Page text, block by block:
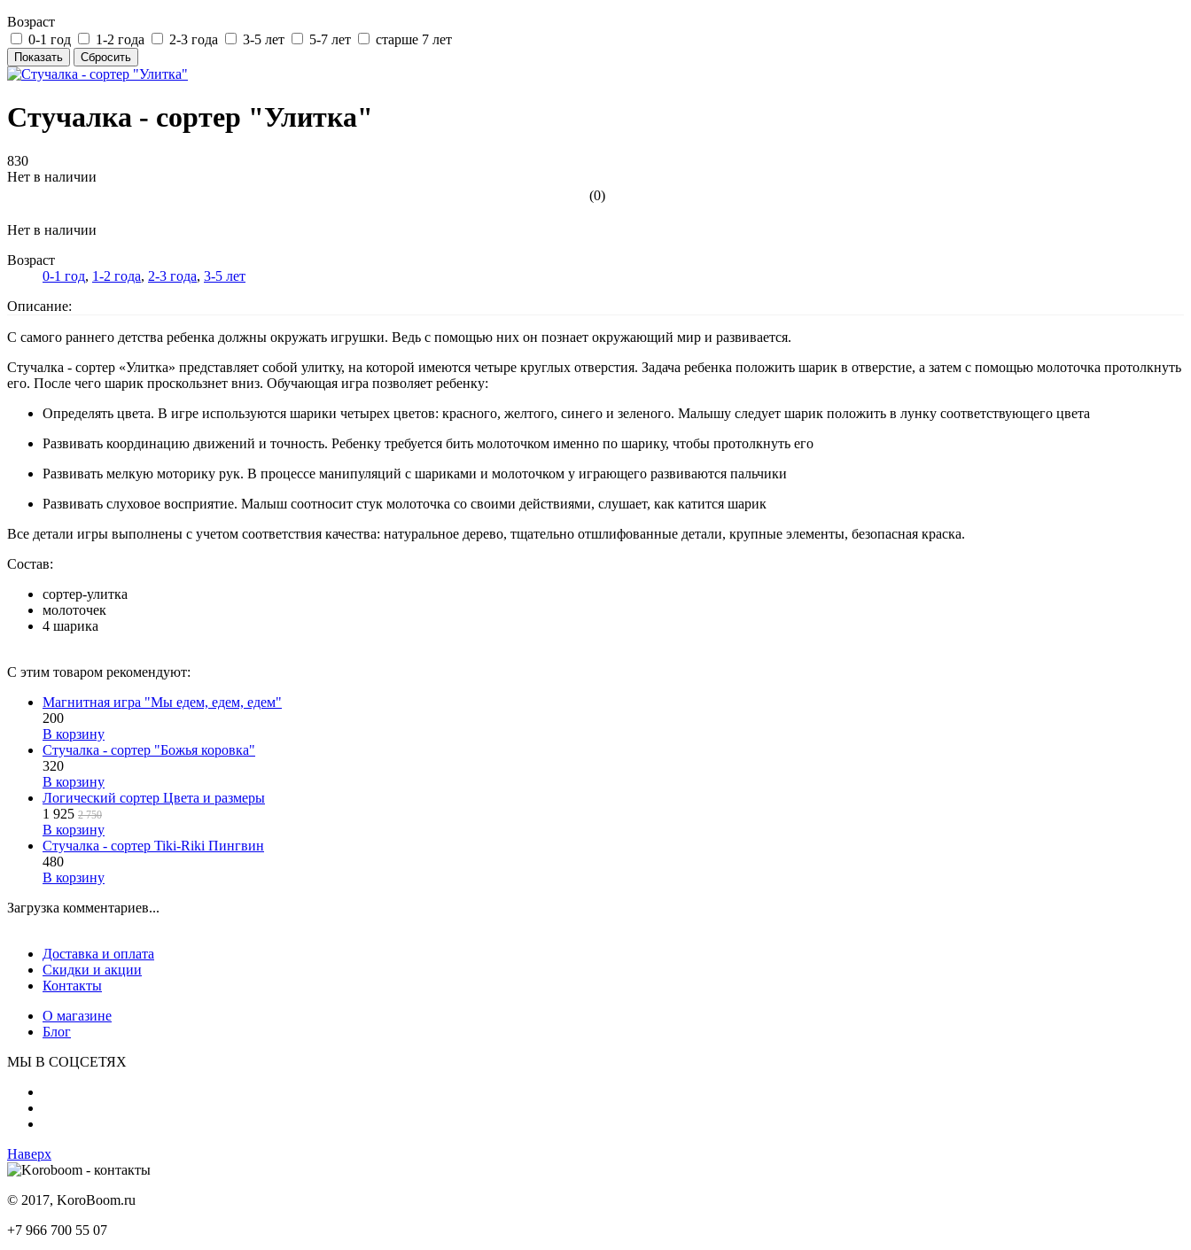
Возраст
0-1 год
1-2 года 2-3 года 3-5 лет 5-7 лет старше 7 лет
Стучалка - сортер "Улитка"
830
Нет в наличии
(0)
Нет в наличии
Возраст
0-1 год, 1-2 года, 2-3 года, 3-5 лет
Описание:
С самого раннего детства ребенка должны окружать игрушки. Ведь с помощью них он познает окружающий мир и развивается.
Стучалка - сортер «Улитка» представляет собой улитку, на которой имеются четыре круглых отверстия. Задача ребенка положить шарик в отверстие, а затем с помощью молоточка протолкнуть
его. После чего шарик проскользнет вниз. Обучающая игра позволяет ребенку:
Определять цвета. В игре используются шарики четырех цветов: красного, желтого, синего и зеленого. Малышу следует шарик положить в лунку соответствующего цвета
Развивать координацию движений и точность. Ребенку требуется бить молоточком именно по шарику, чтобы протолкнуть его
Развивать мелкую моторику рук. В процессе манипуляций с шариками и молоточком у играющего развиваются пальчики
Развивать слуховое восприятие. Малыш соотносит стук молоточка со своими действиями, слушает, как катится шарик
Все детали игры выполнены с учетом соответствия качества: натуральное дерево, тщательно отшлифованные детали, крупные элементы, безопасная краска.
Состав:
сортер-улитка
молоточек
4 шарика
С этим товаром рекомендуют:
Магнитная игра "Мы едем, едем, едем"
200
В корзину
Стучалка - сортер "Божья коровка"
320
В корзину
Логический сортер Цвета и размеры
1 925 2 750
В корзину
Cтучалка - сортер Tiki-Riki Пингвин
480
В корзину
Загрузка комментариев...
Доставка и оплата
Скидки и акции
Контакты
О магазине
Блог
МЫ В СОЦСЕТЯХ
Наверх
© 2017, KoroBoom.ru
+7 966 700 55 07